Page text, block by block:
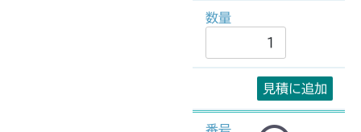
見積に追加